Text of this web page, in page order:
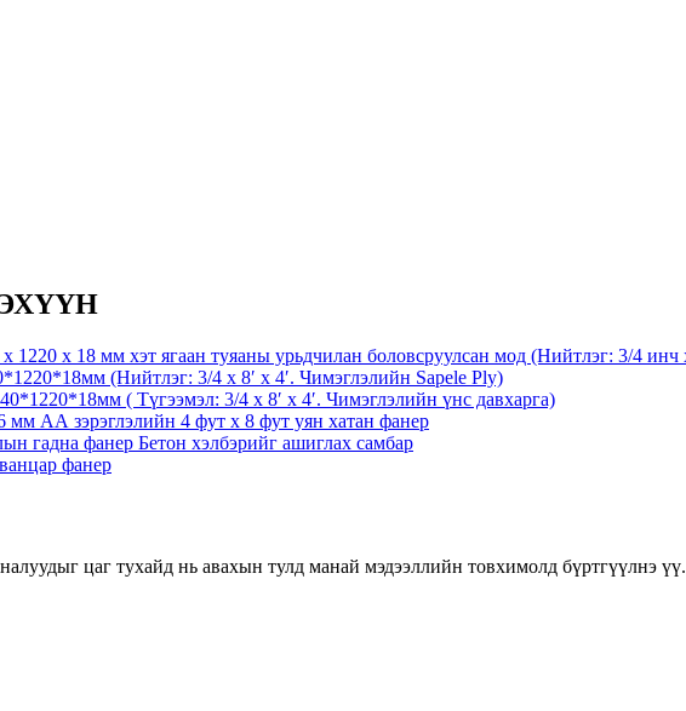
цаг тухайд нь авахын тулд манай мэдээллийн товхимолд бүртгүүлнэ үү.